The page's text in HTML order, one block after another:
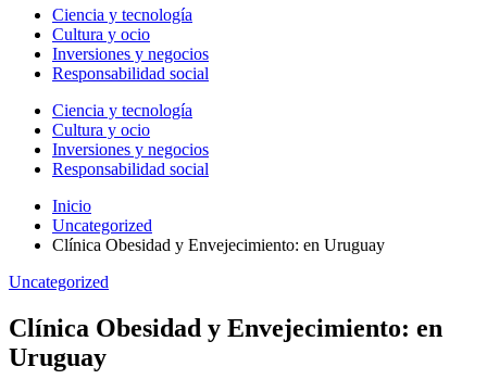
Ciencia y tecnología
Cultura y ocio
Inversiones y negocios
Responsabilidad social
Ciencia y tecnología
Cultura y ocio
Inversiones y negocios
Responsabilidad social
Inicio
Uncategorized
Clínica Obesidad y Envejecimiento: en Uruguay
Uncategorized
Clínica Obesidad y Envejecimiento: en
Uruguay